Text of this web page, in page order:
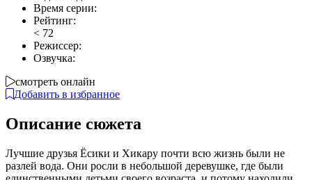
Время серии:
Рейтинг:
< 72
Режиссер:
Озвучка:
смотреть онлайн
Добавить в избранное
Описание сюжета
Лучшие друзья Ёсики и Хикару почти всю жизнь были не
разлей вода. Они росли в небольшой деревушке, где были